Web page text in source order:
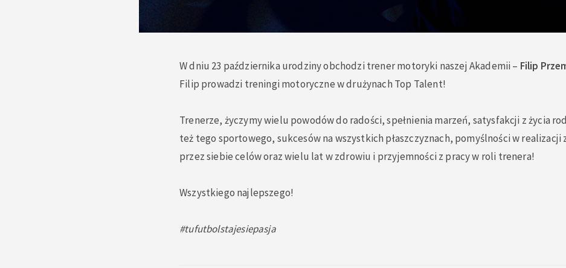
W dniu 23 października urodziny obchodzi trener motoryki naszej Akademii – Filip
Filip prowadzi treningi motoryczne w drużynach Top Talent!
Trenerze, życzymy wielu powodów do radości, spełnienia marzeń, satysfakcji z życia
też tego sportowego, sukcesów na wszystkich płaszczyznach, pomyślności w realizacji
przez siebie celów oraz wielu lat w zdrowiu i przyjemności z pracy w roli trenera!
Wszystkiego najlepszego!
#tufutbolstajesiepasja